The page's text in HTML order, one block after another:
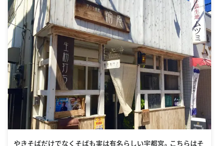
やきそばだけでなくそばも実は有名らしい宇都宮。こちらはそ